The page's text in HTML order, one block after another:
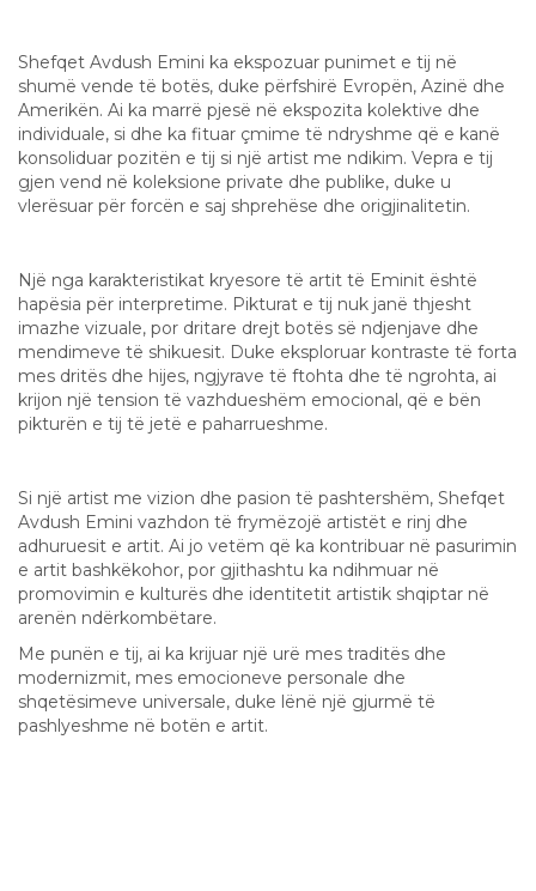
Shefqet Avdush Emini ka ekspozuar punimet e tij në
shumë vende të botës, duke përfshirë Evropën, Azinë dhe
Amerikën. Ai ka marrë pjesë në ekspozita kolektive dhe
individuale, si dhe ka fituar çmime të ndryshme që e kanë
konsoliduar pozitën e tij si një artist me ndikim. Vepra e tij
gjen vend në koleksione private dhe publike, duke u
vlerësuar për forcën e saj shprehëse dhe origjinalitetin.
Një nga karakteristikat kryesore të artit të Eminit është
hapësia për interpretime. Pikturat e tij nuk janë thjesht
imazhe vizuale, por dritare drejt botës së ndjenjave dhe
mendimeve të shikuesit. Duke eksploruar kontraste të forta
mes dritës dhe hijes, ngjyrave të ftohta dhe të ngrohta, ai
krijon një tension të vazhdueshëm emocional, që e bën
pikturën e tij të jetë e paharrueshme.
Si një artist me vizion dhe pasion të pashtershëm, Shefqet
Avdush Emini vazhdon të frymëzojë artistët e rinj dhe
adhuruesit e artit. Ai jo vetëm që ka kontribuar në pasurimin
e artit bashkëkohor, por gjithashtu ka ndihmuar në
promovimin e kulturës dhe identitetit artistik shqiptar në
arenën ndërkombëtare.
Me punën e tij, ai ka krijuar një urë mes traditës dhe
modernizmit, mes emocioneve personale dhe
shqetësimeve universale, duke lënë një gjurmë të
pashlyeshme në botën e artit.